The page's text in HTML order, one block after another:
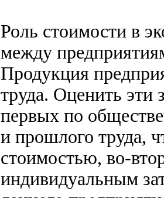
Роль стоимости в
между
Продукция
труда. Оценить
первых по
и прошлого труда,
стоимостью, во-
индивидуальным